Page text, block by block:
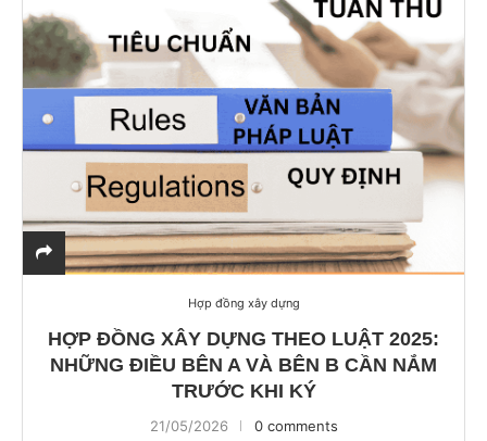
Hợp đồng xây dựng
HỢP ĐỒNG XÂY DỰNG THEO LUẬT 2025:
NHỮNG ĐIỀU BÊN A VÀ BÊN B CẦN NẮM
TRƯỚC KHI KÝ
21/05/2026 0 comments